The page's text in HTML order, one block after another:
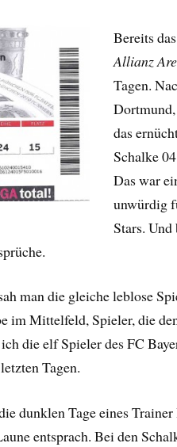
Bereits
Allianz
Tagen.
das
Schalke
Das war
unwürdig
Stars.
man die gleiche leblose
im Mittelfeld, Spieler, die
die elf Spieler des FC
Tagen.
dunklen Tage eines
entsprach. Bei den